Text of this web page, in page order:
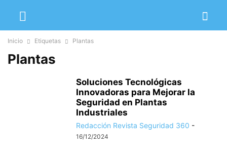
Inicio Etiquetas Plantas
Plantas
Soluciones Tecnológicas
Innovadoras para Mejorar la
Seguridad en Plantas
Industriales
Redacción Revista Seguridad 360 -
16/12/2024